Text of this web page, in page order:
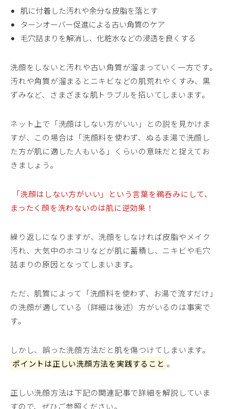
肌に付着した汚れや余分な皮脂を落とす
ターンオーバー促進による古い角質のケア
毛穴詰まりを解消し、化粧水などの浸透を良くする
洗顔をしないと汚れや古い角質が溜まっていく一方です。
汚れや角質が溜まるとニキビなどの肌荒れやくすみ、黒
ずみなど、さまざまな肌トラブルを招いてしまいます。
ネット上で「洗顔はしない方がいい」との説を見かけま
すが、この場合は「洗顔料を使わず、ぬるま湯で洗顔し
た方が肌に適した人もいる」くらいの意味だと捉えてお
きましょう。
「洗顔はしない方がいい」という言葉を鵜呑みにして、
まったく顔を洗わないのは肌に逆効果！
繰り返しになりますが、洗顔をしなければ皮脂やメイク
汚れ、大気中のホコリなどが肌に蓄積し、ニキビや毛穴
詰まりの原因となってしまいます。
ただ、肌質によって「洗顔料を使わず、お湯で流すだけ」
の洗顔が適している（詳細は後述）方がいるのは事実で
す。
しかし、誤った洗顔方法だと肌を傷つけてしまいます。
ポイントは正しい洗顔方法を実践すること 。
正しい洗顔方法は下記の関連記事で詳細を解説していま
すので、ぜひご参照ください。